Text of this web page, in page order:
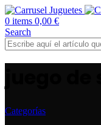
0 items 0,00 €
Search
Categorías